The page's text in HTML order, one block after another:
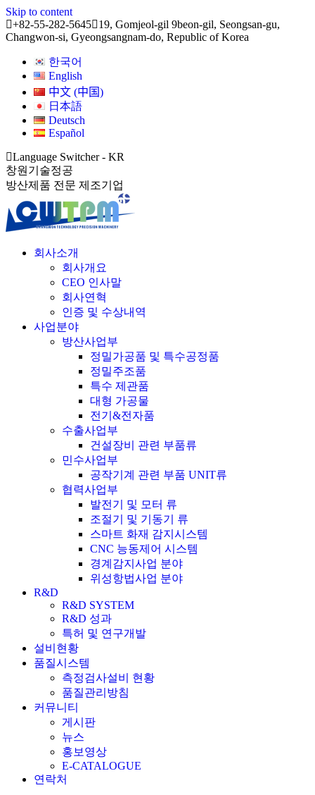
Skip to content
+82-55-282-5645
19, Gomjeol-gil 9beon-gil, Seongsan-gu,
Changwon-si, Gyeongsangnam-do, Republic of Korea
한국어
English
中文 (中国)
日本語
Deutsch
Español
Language Switcher - KR
창원기술정공
방산제품 전문 제조기업
회사소개
회사개요
CEO 인사말
회사연혁
인증 및 수상내역
사업분야
방산사업부
정밀가공품 및 특수공정품
정밀주조품
특수 제관품
대형 가공물
전기&전자품
수출사업부
건설장비 관련 부품류
민수사업부
공작기계 관련 부품 UNIT류
협력사업부
발전기 및 모터 류
조절기 및 기동기 류
스마트 화재 감지시스템
CNC 능동제어 시스템
경계감지사업 분야
위성항법사업 분야
R&D
R&D SYSTEM
R&D 성과
특허 및 연구개발
설비현황
품질시스템
측정검사설비 현황
품질관리방침
커뮤니티
게시판
뉴스
홍보영상
E-CATALOGUE
연락처